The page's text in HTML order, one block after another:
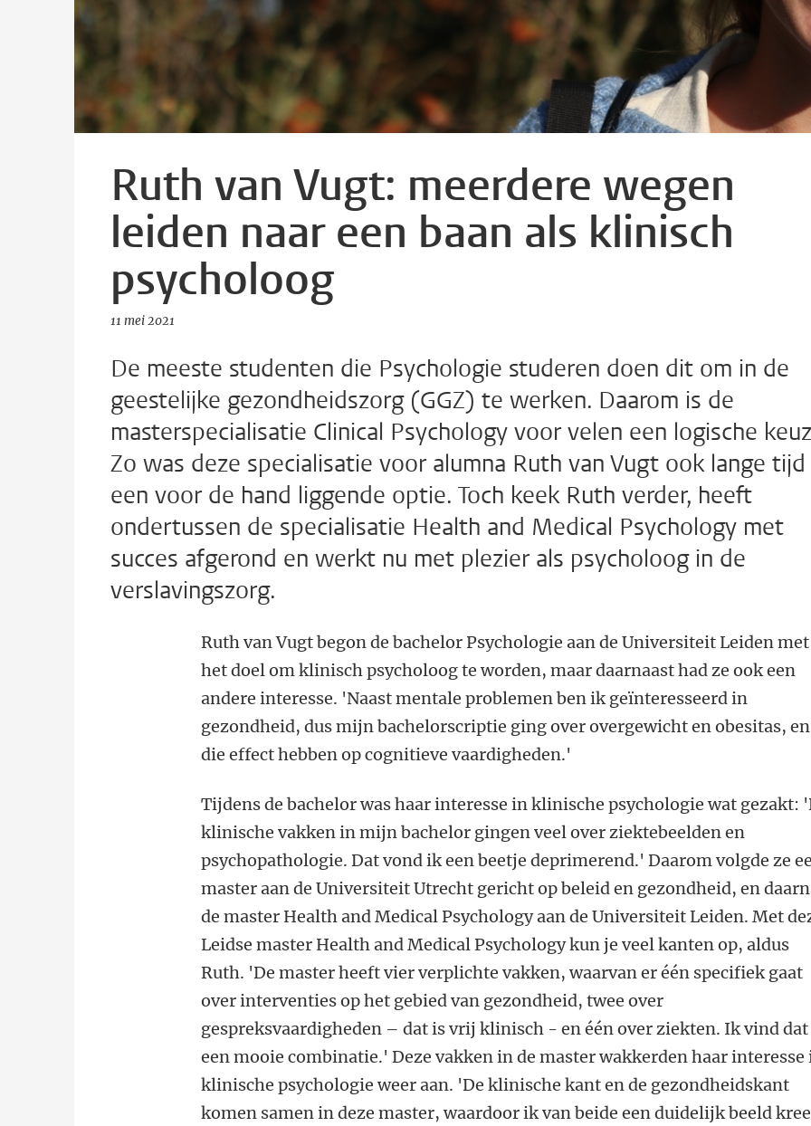
Ruth van Vugt: meerdere wegen
leiden naar een baan als klinisch
psycholoog
11 mei 2021
De meeste studenten die Psychologie studeren doen dit om in de
geestelijke gezondheidszorg (GGZ) te werken. Daarom is de
masterspecialisatie Clinical Psychology voor velen een logische
Zo was deze specialisatie voor alumna Ruth van Vugt ook lange tijd
een voor de hand liggende optie. Toch keek Ruth verder, heeft
ondertussen de specialisatie Health and Medical Psychology met
succes afgerond en werkt nu met plezier als psycholoog in de
verslavingszorg.
Ruth van Vugt begon de bachelor Psychologie aan de Universiteit Leiden met
het doel om klinisch psycholoog te worden, maar daarnaast had ze ook een
andere interesse. 'Naast mentale problemen ben ik geïnteresseerd in
gezondheid, dus mijn bachelorscriptie ging over overgewicht en obesitas,
die effect hebben op cognitieve vaardigheden.'
Tijdens de bachelor was haar interesse in klinische psychologie wat gezakt:
klinische vakken in mijn bachelor gingen veel over ziektebeelden en
psychopathologie. Dat vond ik een beetje deprimerend.' Daarom volgde ze
master aan de Universiteit Utrecht gericht op beleid en gezondheid, en
de master Health and Medical Psychology aan de Universiteit Leiden. Met
Leidse master Health and Medical Psychology kun je veel kanten op, aldus
Ruth. 'De master heeft vier verplichte vakken, waarvan er één specifiek gaat
over interventies op het gebied van gezondheid, twee over
gespreksvaardigheden – dat is vrij klinisch - en één over ziekten. Ik vind dat
een mooie combinatie.' Deze vakken in de master wakkerden haar interesse
klinische psychologie weer aan. 'De klinische kant en de gezondheidskant
komen samen in deze master, waardoor ik van beide een duidelijk beeld